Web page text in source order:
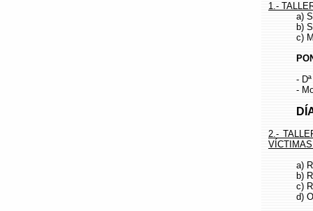
1.-
a)
b)
c)
- Dª
-
DÍA:
2.-
a)
b)
c)
d)